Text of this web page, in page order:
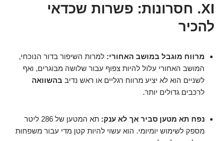
XI. חסרונות: פשרות שכדאי
להכיר
מרווח מוגבל במושב האחורי: למרות השיפור בדור הנוכחי,
המושב האחורי עלול להיות צפוף עבור שלושה מבוגרים, ואף
לשניים הוא לא יציע מרווח רגליים או ראש נדיב בהשוואה
לרכבים גדולים יותר.
נפח תא מטען סביר אך לא ענק:
תא המטען של 286 ליטר
מספק לשימוש יומיומי. הוא עשוי להיות קטן מדי עבור משפחות